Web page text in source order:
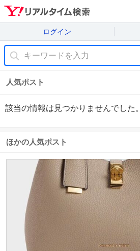
ログイン
人気ポスト
該当の情報は見つかりませんでした。
ほかの人気ポスト